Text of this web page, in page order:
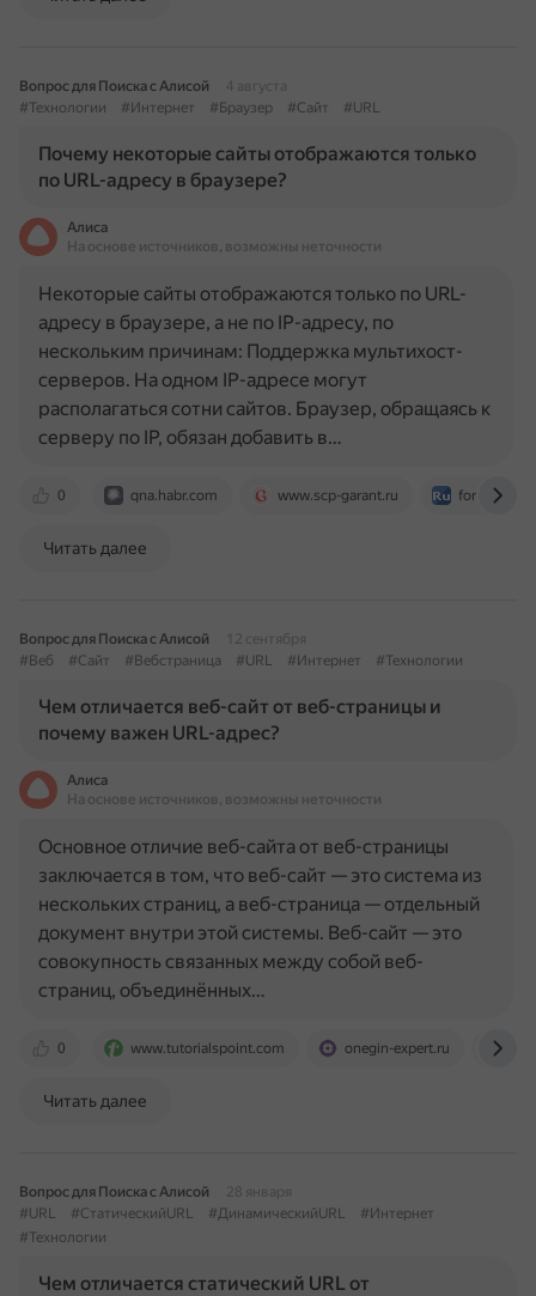
Вопрос для Поиска с Алисой
4 августа
#Технологии
#Интернет #Браузер #Сайт #URL
Почему некоторые сайты отображаются только
по URL-адресу в браузере?
Алиса
На основе источников, возможны неточности
0 qna.habr.com www.scp-garant.ru forum.ru-
Некоторые сайты отображаются только по URL-
адресу в браузере, а не по IP-адресу, по
нескольким причинам: Поддержка мультихост-
серверов. На одном IP-адресе могут
располагаться сотни сайтов. Браузер, обращаясь к
серверу по IP, обязан добавить в…
Читать далее
Вопрос для Поиска с Алисой
12 сентября
#Веб
#Сайт #Вебстраница #URL #Интернет #Технологии
Чем отличается веб-сайт от веб-страницы и
почему важен URL-адрес?
Алиса
На основе источников, возможны неточности
0 www.tutorialspoint.com onegin-expert.ru
Основное отличие веб-сайта от веб-страницы
заключается в том, что веб-сайт — это система из
нескольких страниц, а веб-страница — отдельный
документ внутри этой системы. Веб-сайт — это
совокупность связанных между собой веб-
страниц, объединённых…
Читать далее
Вопрос для Поиска с Алисой
28 января
#URL
#СтатическийURL #ДинамическийURL
#Интернет
#Технологии
Чем отличается статический URL от